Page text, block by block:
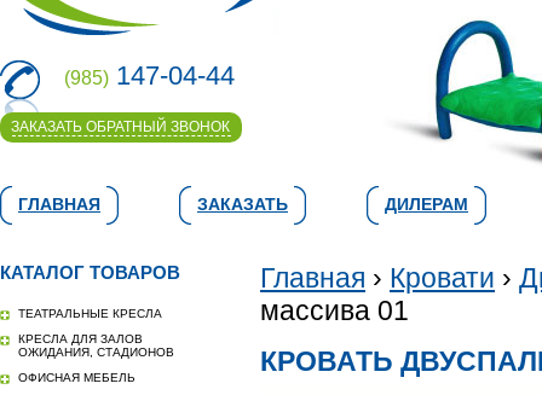
(985) 147-04-44
ЗАКАЗАТЬ ОБРАТНЫЙ ЗВОНОК
ГЛАВНАЯ ЗАКАЗАТЬ ДИЛЕРАМ
КАТАЛОГ ТОВАРОВ
ТЕАТРАЛЬНЫЕ КРЕСЛА
КРЕСЛА ДЛЯ ЗАЛОВ
ОЖИДАНИЯ, СТАДИОНОВ
ОФИСНАЯ МЕБЕЛЬ
Главная › Кровати ›
массива 01
КРОВАТЬ